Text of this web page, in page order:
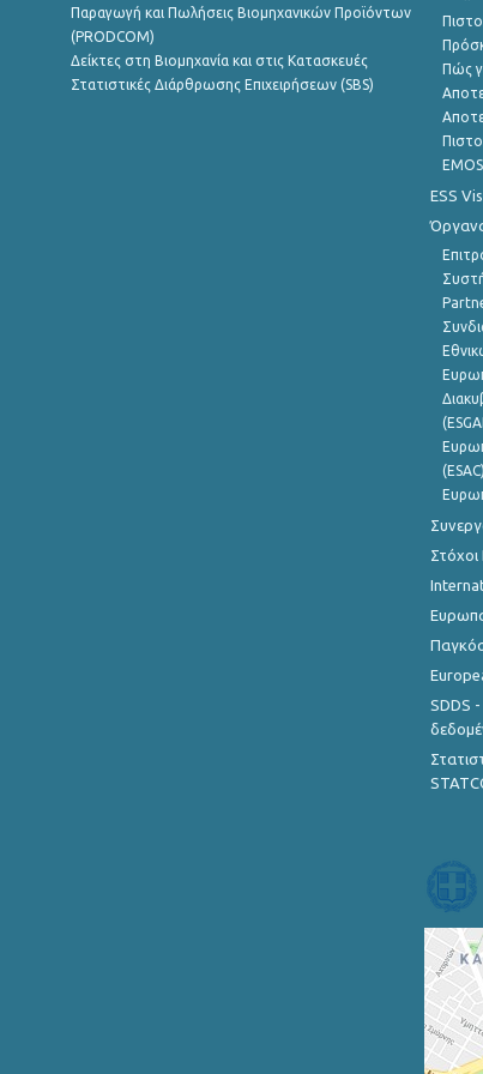
Παραγωγή και Πωλήσεις Βιομηχανικών Προϊόντων
(PRODCOM)
Δείκτες στη Βιομηχανία και στις Κατασκευές
Στατιστικές Διάρθρωσης Επιχειρήσεων (SBS)
Πώς
ESS
(ESAC)
SDDS